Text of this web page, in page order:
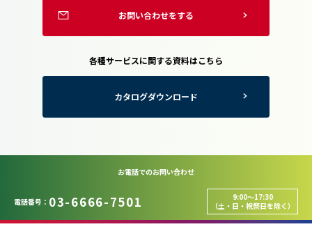
お問い合わせをする
各種サービスに関する資料はこちら
カタログダウンロード
お電話でのお問い合わせ
電話番号： 03-6666-7501
9:00～17:30
（土・日・祝祭日を除く）